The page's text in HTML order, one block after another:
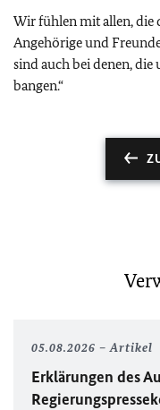
Wir fühlen mit allen, die
Angehörige und
sind auch bei denen,
bangen.“
05.08.2026 Artikel
Erklärungen des